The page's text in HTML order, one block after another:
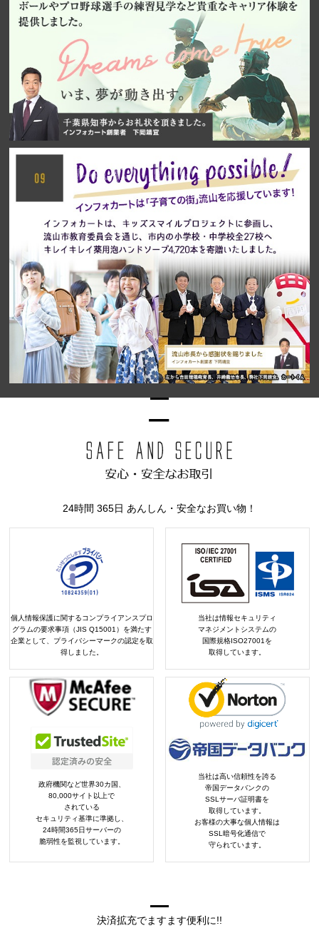
24時間 365日 あんしん・安全なお買い物！
個人情報保護に関するコンプライアンスプロ
グラムの要求事項（JIS Q15001）を満たす
企業として、プライバシーマークの認定を取
得しました。
当社は情報セキュリティ
マネジメントシステムの
国際規格ISO27001を
取得しています。
政府機関など世界30カ国、
80,000サイト以上で
されている
セキュリティ基準に準拠し、
24時間365日サーバーの
脆弱性を監視しています。
当社は高い信頼性を誇る
帝国データバンクの
SSLサーバ証明書を
取得しています。
お客様の大事な個人情報は
SSL暗号化通信で
守られています。
決済拡充でますます便利に!!